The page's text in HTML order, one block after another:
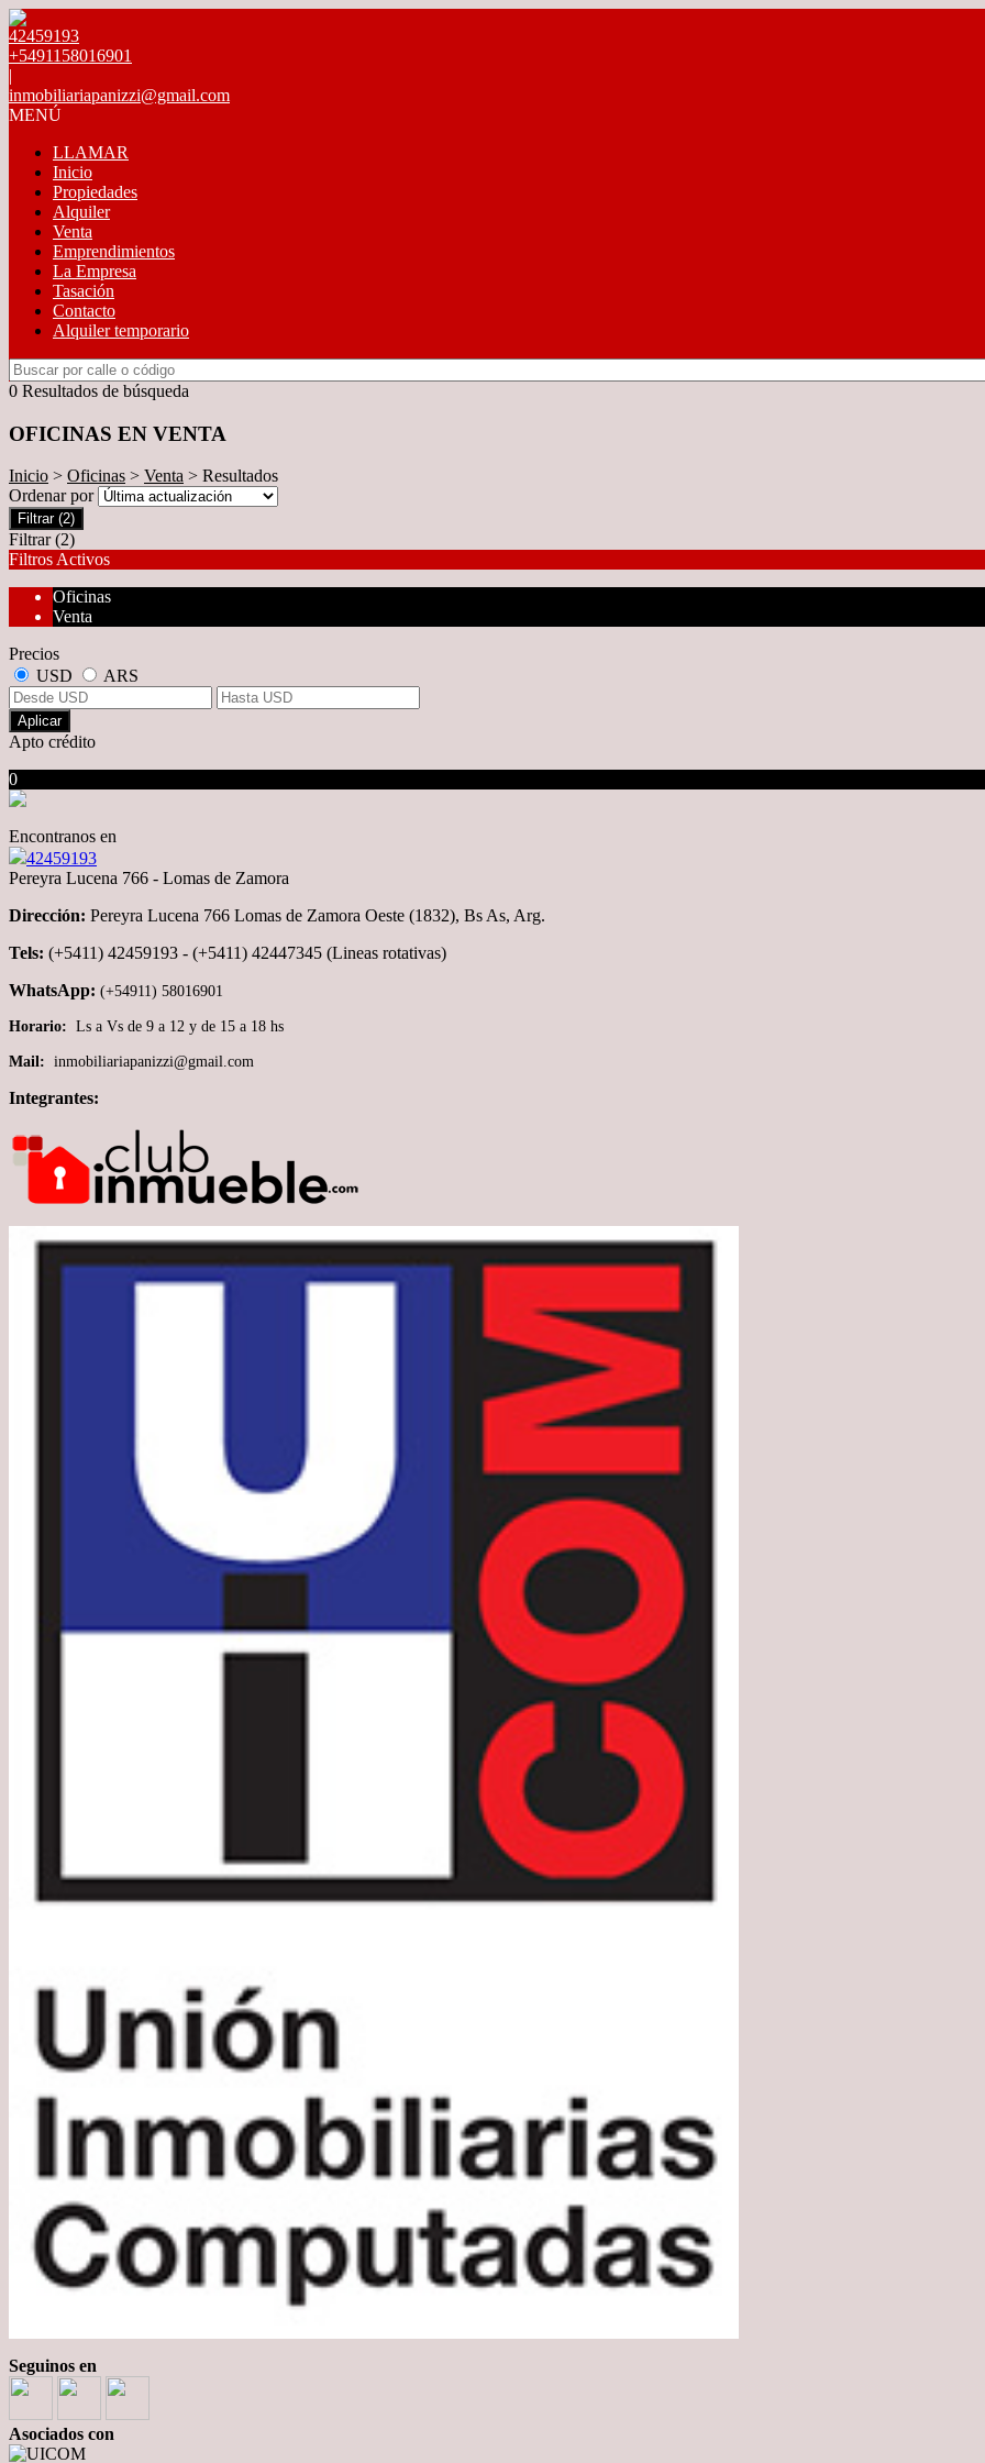
42459193
+5491158016901
|
inmobiliariapanizzi@gmail.com
MENÚ
LLAMAR
Inicio
Propiedades
Alquiler
Venta
Emprendimientos
La Empresa
Tasación
Contacto
Alquiler temporario
0 Resultados de búsqueda
OFICINAS EN VENTA
Inicio > Oficinas > Venta > Resultados
Ordenar por
Filtrar (2)
Filtrar (2)
Filtros Activos
Oficinas
Venta
Precios
USD
ARS
Aplicar
Apto crédito
0
Encontranos en
42459193
Pereyra Lucena 766 - Lomas de Zamora
Dirección: Pereyra Lucena 766 Lomas de Zamora Oeste (1832), Bs As, Arg.
Tels: (+5411) 42459193 - (+5411) 42447345 (Lineas rotativas)
WhatsApp: (+54911) 58016901
Horario: Ls a Vs de 9 a 12 y de 15 a 18 hs
Mail: inmobiliariapanizzi@gmail.com
Integrantes:
Seguinos en
Asociados con